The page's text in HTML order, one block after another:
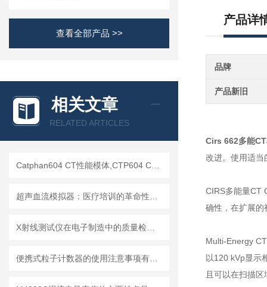
查看全部产品 >>
相关文章
RELATED ARTICLES
产品详
品牌
产品新旧
Cirs 662多能
改进。使用适当
CIRS多能量CT
确性，在扩展的
Multi-Energy
以120 kVp显示
且可以在扫描